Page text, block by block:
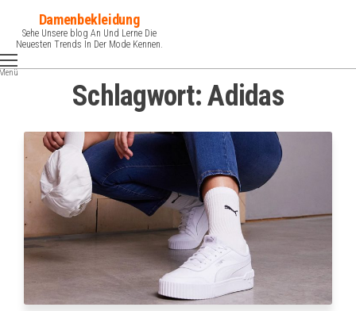
Inhalt
springen
Damenbekleidung
Sehe Unsere blog An Und Lerne Die
Neuesten Trends In Der Mode Kennen.
Schlagwort:Adidas